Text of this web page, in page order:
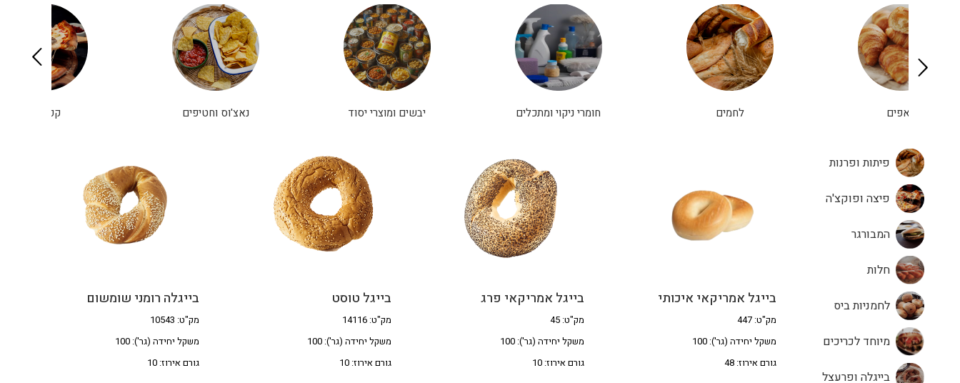
קפואים נאצ'וס וחטיפים יבשים ומוצרי יסוד חומרי ניקוי ומתכלים לחמים מאפים
פיתות ופרנות
פיצה ופוקצ'ה
המבורגר
חלות
לחמניות ביס
מיוחד לכריכים
בייגלה ופרעצל
בייגל אמריקאי איכותי
מק"ט: 447
משקל יחידה (גר'): 100
גורם אירוז: 48
בייגל אמריקאי פרג
מק"ט: 45
משקל יחידה (גר'): 100
גורם אירוז: 10
בייגל טוסט
מק"ט: 14116
משקל יחידה (גר'): 100
גורם אירוז: 10
בייגלה רומני שומשום
מק"ט: 10543
משקל יחידה (גר'): 100
גורם אירוז: 10